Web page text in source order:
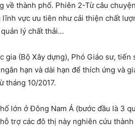
về thành phố. Phiên 2-Từ câu
vực ưu tiên như cải thiện chất
lý chất thải…
(Bộ Xây dựng), Phó Giáo sư,
hạn và dài hạn để thích ứng và
tháng 10/2017.
lớn ở Đông Nam Á (bước đầu là 3
trợ các đô thị này nghiên cứu